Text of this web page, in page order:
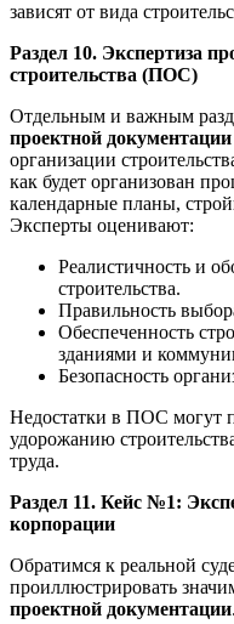
зависят от вида
Раздел 10. Экспертиза
строительства (ПОС)
Отдельным и важным
проектной документации
организации
как будет организован
календарные планы,
Эксперты оценивают:
Реалистичность и
строительства.
Правильность
Обеспеченность
зданиями и
Безопасность
Недостатки в ПОС могут
удорожанию
труда.
Раздел 11. Кейс №1:
корпорации
Обратимся к реальной
проиллюстрировать
проектной документации